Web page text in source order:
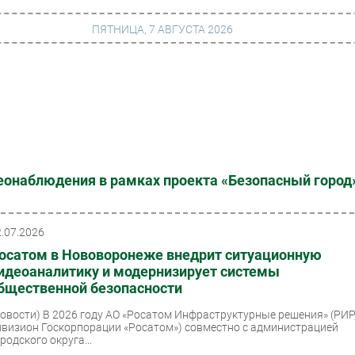
Инновации
CIO/Управление ИТ
Здоровье
ПЯТНИЦА, 7 АВГУСТА 2026
в рамках проекта «Безопасный
в Нововоронеже внедрит ситуационную
и модернизирует системы
безопасности
В 2026 году АО «Росатом Инфраструктурные решения» (РИР,
Госкорпорации «Росатом») совместно с администрацией
округа...